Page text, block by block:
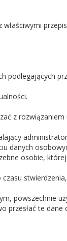
z rozwiązaniem
danych
osobie,
powszechnie
te